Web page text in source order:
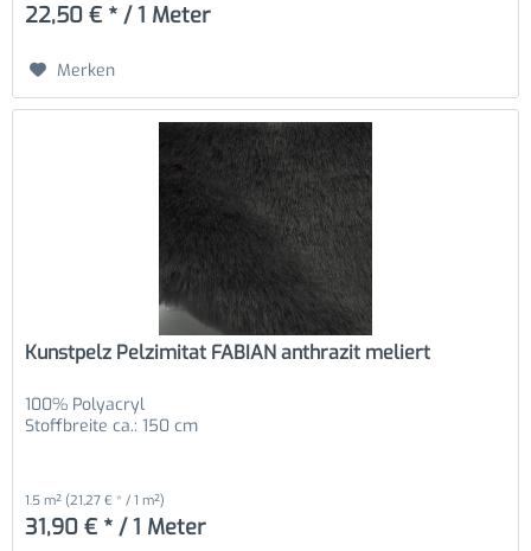
22,50 € * / 1 Meter
Merken
Kunstpelz Pelzimitat FABIAN anthrazit meliert
100% Polyacryl
Stoffbreite ca.: 150 cm
1.5 m² (21,27 € * / 1 m²)
31,90 € * / 1 Meter